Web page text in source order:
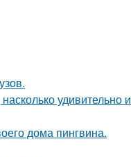
удивительно и
дома пингвина.